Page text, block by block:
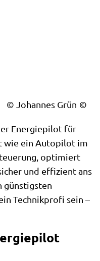
© Johannes Grün
Energiepilot für
wie ein Autopilot im
optimiert
und effizient ans
günstigsten
Technikprofi sein –